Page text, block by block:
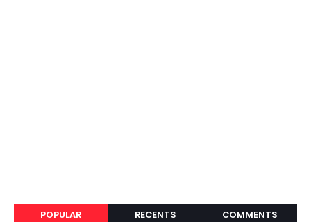
POPULAR RECENTS COMMENTS